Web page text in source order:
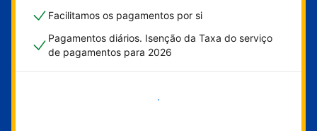
Facilitamos os pagamentos por si
Pagamentos diários. Isenção da Taxa do serviço
de pagamentos para 2026
Comece já